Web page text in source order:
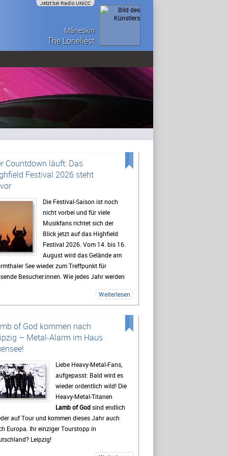
Jetzt bei Radio UNiCC
Måneskin
The Loneliest
Countdown läuft: Das
Festival 2026 steht
Die Festival-Saison ist noch
nicht vorbei und für viele
Musikfans richtet sich der
Blick jetzt auf das Highfield
Festival 2026. Vom 14. bis 16.
August wird das Gelände am
See wieder zum Treffpunkt für
Besucher:innen. Wie jedes Jahr werden
Fans aus ganz Deutschland erwartet,
sich auf drei Tage mit Live-Musik, Camping
Highfield gehört seit Jahren zu den
Festivals Deutschlands. Besonders
Mischung aus Rock, Indie, Punk und Hip-Hop
dafür, dass jedes Jahr ein bunt gemischtes
zusammenkommt. Auch 2026 stehen
viele bekannte Künstler auf dem
die Besucher vor den Bühnen zum
bringen sollen. Gerade die Headliner
mit Spannung erwartet, doch oft sind es
die kleineren Bands.
genauso wichtig wie die Konzerte ist
Gäste das Leben auf dem Campingplatz.
beginnt das Festivalgefühl oft schon lange,
Weiterlesen
of God kommen nach
– Metal-Alarm im Haus
Liebe Heavy-Metal-Fans,
aufgepasst: Bald wird es
wieder ordentlich wild! Die
Heavy-Metal-Titanen
Lamb of Godsind endlich
auf Tour und kommen dieses Jahr auch
Europa. Ihr einziger Tourstopp in
Leipzig!